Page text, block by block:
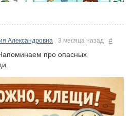
Александровна 3 месяца назад #
про опасных